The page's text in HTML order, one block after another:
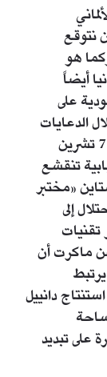
نتوقع
هو
أيضاً
على
الدعايات
التي سمحت بتشكّل مثل هذه الأفكار. وبعد 7 تشرين
الضبابية تنقشع
«مختبر
إلى
تقنيات
ماكرت أن
يرتبط
دانييل
على تبديد